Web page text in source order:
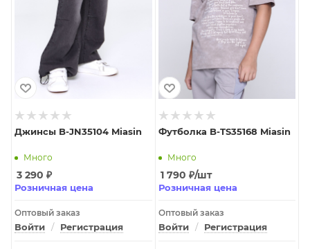
Джинсы B-JN35104 Miasin
Много
3 290 ₽
Розничная цена
Оптовый заказ
Войти / Регистрация
Футболка B-TS35168 Miasin
Много
1 790 ₽/шт
Розничная цена
Оптовый заказ
Войти / Регистрация